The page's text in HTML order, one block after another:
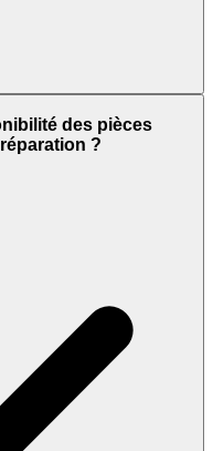
des pièces
?